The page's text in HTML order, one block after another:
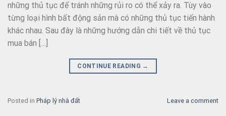
những thủ tục để tránh những rủi ro có thể xảy ra. Tùy vào
từng loại hình bất động sản mà có những thủ tục tiến hành
khác nhau. Sau đây là những hướng dẫn chi tiết về thủ tục
mua bán […]
CONTINUE READING →
Posted in Pháp lý nhà đất Leave a comment